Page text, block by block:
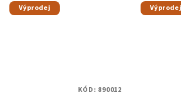
Výprodej
KÓD: 890012
Výprodej